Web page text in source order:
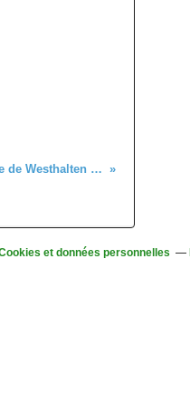
Mercredi 25 mai - Randonnée de Westhalten à Osenbuhr
et données personnelles